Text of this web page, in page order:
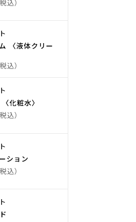
込）
〈液体クリー
込）
化粧水〉
込）
ション
込）